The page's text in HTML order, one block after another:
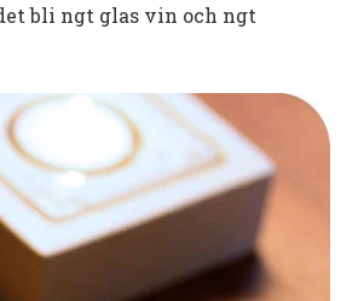
bli ngt glas vin och ngt